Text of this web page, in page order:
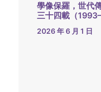
學像保羅，世代
三十四載（
2026 年 6 月 1 日